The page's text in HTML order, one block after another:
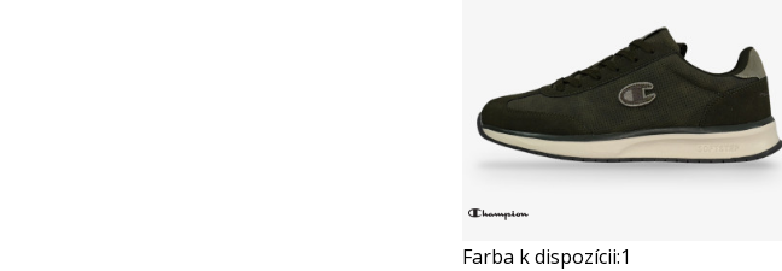
Porovnaj
Farba k dispozícii:1